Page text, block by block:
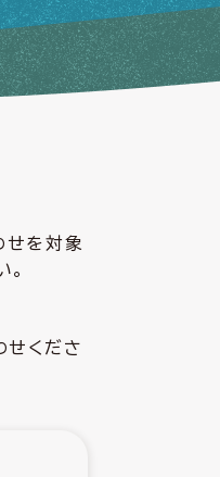
せを対象
せくださ